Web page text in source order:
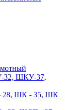
32, ШКУ-37,
28, ШК - 35, ШК